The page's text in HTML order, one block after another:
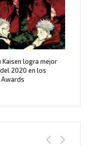
Kaisen logra mejor
2020 en los
Awards